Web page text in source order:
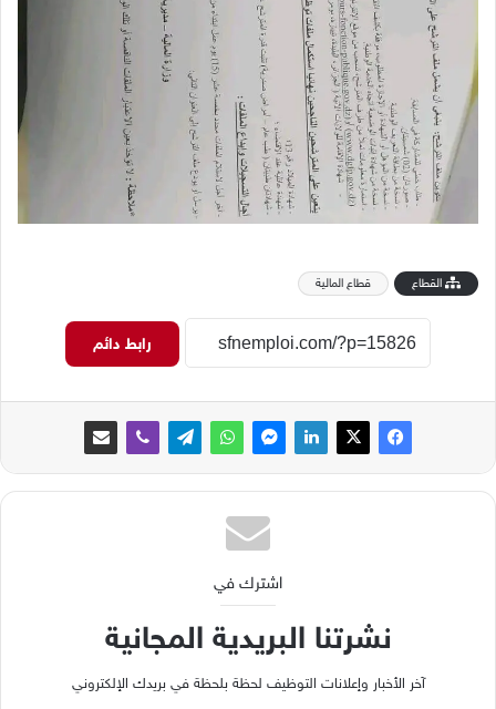
القطاع قطاع المالية
رابط دائم
اشترك في
نشرتنا البريدية المجانية
آخر الأخبار وإعلانات التوظيف لحظة بلحظة في بريدك الإلكتروني